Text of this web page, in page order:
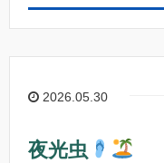
2026.05.30
夜光虫